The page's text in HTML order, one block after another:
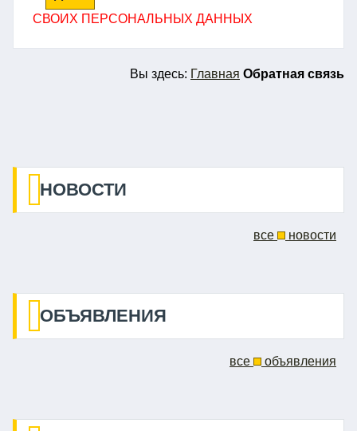
СВОИХ ПЕРСОНАЛЬНЫХ ДАННЫХ
Вы здесь: Главная Обратная связь
НОВОСТИ
все новости
ОБЪЯВЛЕНИЯ
все объявления